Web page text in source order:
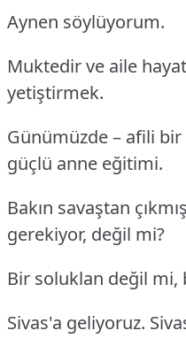
Aynen söylüyorum.
Muktedir ve aile
yetiştirmek.
Günümüzde – afili
güçlü anne eğitimi.
Bakın savaştan
gerekiyor, değil mi?
Bir soluklan değil mi,
Sivas'a geliyoruz.